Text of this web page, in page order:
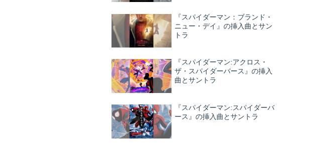
『スパイダーマン：ブランド・
ニュー・デイ』の挿入曲とサン
トラ
『スパイダーマン:アクロス・
ザ・スパイダーバース』の挿入
曲とサントラ
『スパイダーマン:スパイダーバ
ース』の挿入曲とサントラ